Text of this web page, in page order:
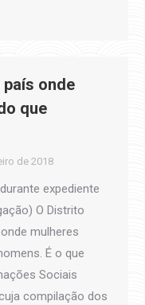
onde
que
de 2018
expediente
O Distrito
mulheres
É o que
Sociais
compilação dos